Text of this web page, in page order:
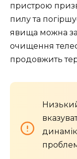
пристрою
пилу та
явища можна
очищення
продовжить